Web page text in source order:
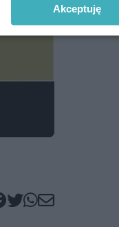
Akceptuję